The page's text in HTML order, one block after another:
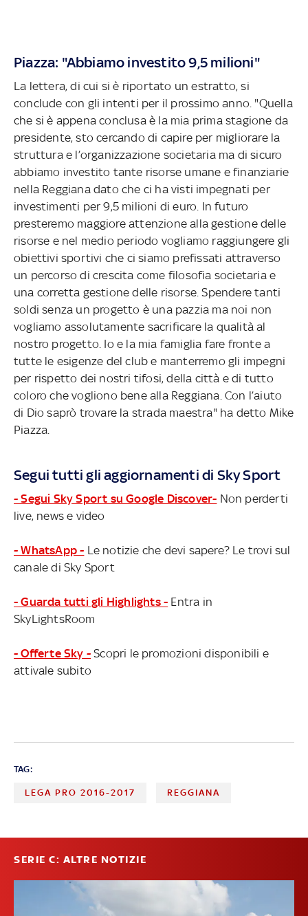
Piazza: "Abbiamo investito 9,5 milioni"
La lettera, di cui si è riportato un estratto, si
conclude con gli intenti per il prossimo anno. "Quella
che si è appena conclusa è la mia prima stagione da
presidente, sto cercando di capire per migliorare la
struttura e l’organizzazione societaria ma di sicuro
abbiamo investito tante risorse umane e finanziarie
nella Reggiana dato che ci ha visti impegnati per
investimenti per 9,5 milioni di euro. In futuro
presteremo maggiore attenzione alla gestione delle
risorse e nel medio periodo vogliamo raggiungere gli
obiettivi sportivi che ci siamo prefissati attraverso
un percorso di crescita come filosofia societaria e
una corretta gestione delle risorse. Spendere tanti
soldi senza un progetto è una pazzia ma noi non
vogliamo assolutamente sacrificare la qualità al
nostro progetto. Io e la mia famiglia fare fronte a
tutte le esigenze del club e manterremo gli impegni
per rispetto dei nostri tifosi, della città e di tutto
coloro che vogliono bene alla Reggiana. Con l’aiuto
di Dio saprò trovare la strada maestra" ha detto Mike
Piazza.
Segui tutti gli aggiornamenti di Sky Sport
- Segui Sky Sport su Google Discover- Non perderti
live, news e video
- WhatsApp - Le notizie che devi sapere? Le trovi sul
canale di Sky Sport
- Guarda tutti gli Highlights - Entra in
SkyLightsRoom
- Offerte Sky - Scopri le promozioni disponibili e
attivale subito
TAG:
LEGA PRO 2016-2017 REGGIANA
SERIE C: ALTRE NOTIZIE